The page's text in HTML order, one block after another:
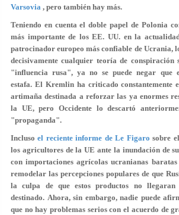
Varsovia , pero también hay más.
Teniendo en cuenta el doble papel de Polonia
más importante de los EE. UU. en la
patrocinador europeo más confiable de Ucrania,
decisivamente cualquier teoría de conspiración
"influencia rusa", ya no se puede negar que
estafa. El Kremlin ha criticado constantemente
artimaña destinada a reforzar las ya enormes
la UE, pero Occidente lo descartó
"propaganda".
Inclusoel reciente informe de Le Figarosobre
los agricultores de la UE ante la inundación de
con importaciones agrícolas ucranianas
remodelar las percepciones populares de que
la culpa de que estos productos no
destinado. Ahora, sin embargo, nadie puede
que no hay problemas serios con el acuerdo de